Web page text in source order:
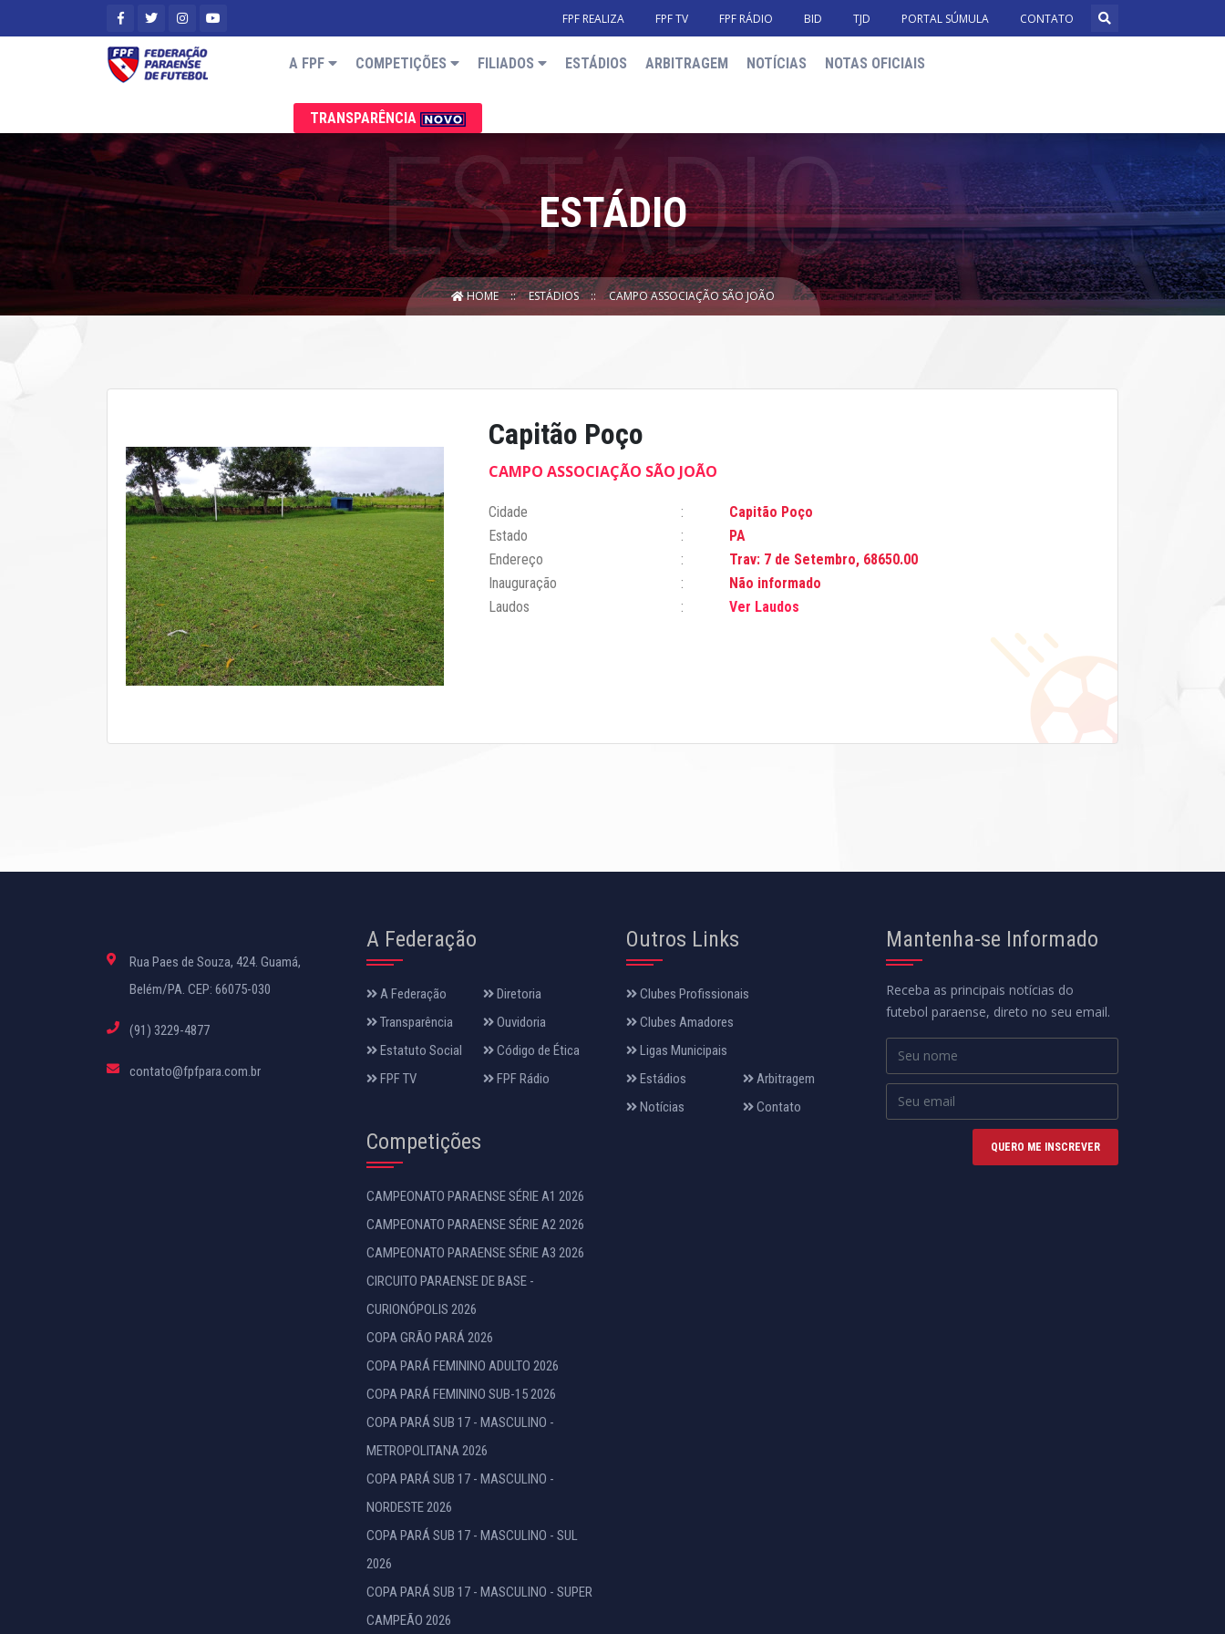
FPF REALIZA FPF TV FPF RÁDIO BID TJD PORTAL SÚMULA CONTATO
A FPF COMPETIÇÕES FILIADOS ESTÁDIOS ARBITRAGEM NOTÍCIAS NOTAS OFICIAIS
TRANSPARÊNCIA
ESTÁDIO
HOME ESTÁDIOS CAMPO ASSOCIAÇÃO SÃO JOÃO
Capitão Poço
CAMPO ASSOCIAÇÃO SÃO JOÃO
Cidade
Capitão Poço
Estado
PA
Endereço
Trav: 7 de Setembro, 68650.00
Inauguração
Não informado
Laudos
Ver Laudos
Rua Paes de Souza, 424. Guamá,
Belém/PA. CEP: 66075-030
(91) 3229-4877
contato@fpfpara.com.br
A Federação
A Federação
Diretoria
Transparência
Ouvidoria
Estatuto Social
Código de Ética
FPF TV
FPF Rádio
Competições
CAMPEONATO PARAENSE SÉRIE A1 2026
CAMPEONATO PARAENSE SÉRIE A2 2026
CAMPEONATO PARAENSE SÉRIE A3 2026
CIRCUITO PARAENSE DE BASE -
CURIONÓPOLIS 2026
COPA GRÃO PARÁ 2026
COPA PARÁ FEMININO ADULTO 2026
COPA PARÁ FEMININO SUB-15 2026
COPA PARÁ SUB 17 - MASCULINO -
METROPOLITANA 2026
COPA PARÁ SUB 17 - MASCULINO -
NORDESTE 2026
COPA PARÁ SUB 17 - MASCULINO - SUL
2026
COPA PARÁ SUB 17 - MASCULINO - SUPER
CAMPEÃO 2026
Outros Links
Clubes Profissionais
Clubes Amadores
Ligas Municipais
Estádios
Arbitragem
Notícias
Contato
Mantenha-se Informado
Receba as principais notícias do
futebol paraense, direto no seu email.